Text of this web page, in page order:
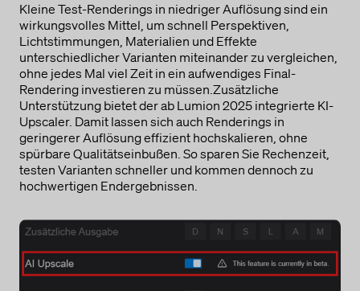
Kleine Test-Renderings in niedriger Auflösung sind ein
wirkungsvolles Mittel, um schnell Perspektiven,
Lichtstimmungen, Materialien und Effekte
unterschiedlicher Varianten miteinander zu vergleichen,
ohne jedes Mal viel Zeit in ein aufwendiges Final-
Rendering investieren zu müssen.Zusätzliche
Unterstützung bietet der ab Lumion 2025 integrierte KI-
Upscaler. Damit lassen sich auch Renderings in
geringerer Auflösung effizient hochskalieren, ohne
spürbare Qualitätseinbußen. So sparen Sie Rechenzeit,
testen Varianten schneller und kommen dennoch zu
hochwertigen Endergebnissen.
Rechtsgrundlage
Im Folgenden wird die nach Art. 6 I 1 DSGVO geforderte
Rechtsgrundlage für die Verarbeitung von
personenbezogenen Daten genannt.
Art. 6 Abs. 1 s. 1 lit. a DSGVO
Ort der Verarbeitung
Europäische Union
Aufbewahrungsdauer
Die Aufbewahrungsfrist ist die Zeitspanne, in der die
Die Daten müssen gelöscht werden, sobald sie für die
angegebenen Verarbeitungszwecke nicht mehr benötigt
Die Daten werden gelöscht, sobald sie nicht mehr für die
Verarbeitungszwecke benötigt werden.